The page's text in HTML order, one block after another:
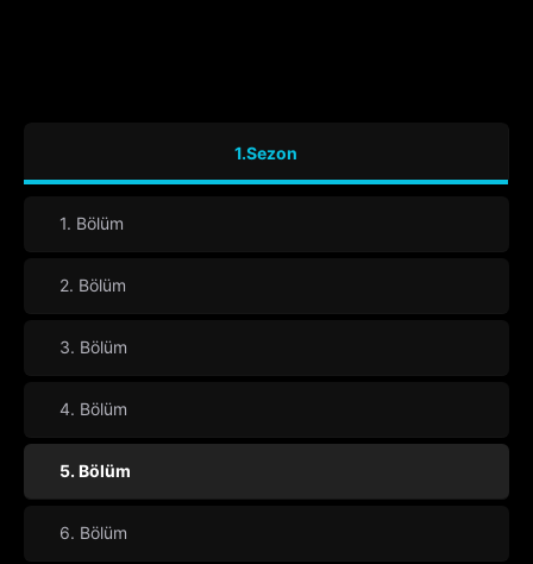
1.Sezon
1. Bölüm
2. Bölüm
3. Bölüm
4. Bölüm
5. Bölüm
6. Bölüm